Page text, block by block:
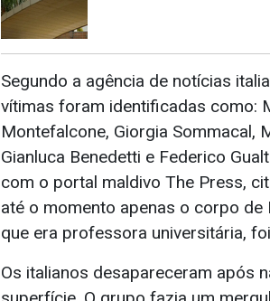
Segundo a agência de notícias
vítimas foram identificadas como:
Montefalcone, Giorgia Sommacal,
Gianluca Benedetti e Federico
com o portal maldivo The Press,
até o momento apenas o corpo de
que era professora universitária,
Os italianos desapareceram após